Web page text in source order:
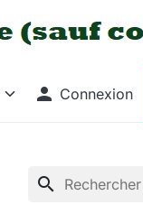
 Connexion
search